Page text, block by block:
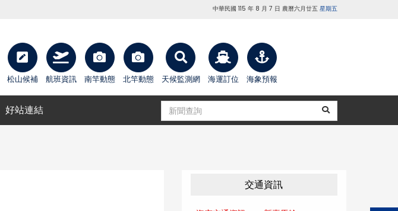
中華民國 115 年 8 月 7 日 農曆六月廿五 星期五
松山候補 航班資訊 南竿動態 北竿動態 天候監測網 海運訂位 海象預報
好站連結
交通資訊